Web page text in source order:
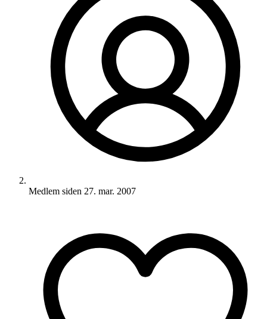
Medlem siden 27. mar. 2007